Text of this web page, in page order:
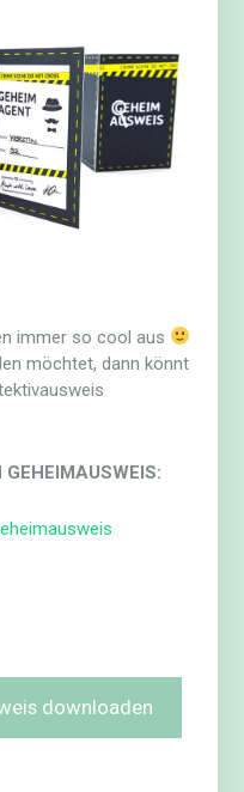
immer so cool aus
möchtet, dann könnt
downloaden